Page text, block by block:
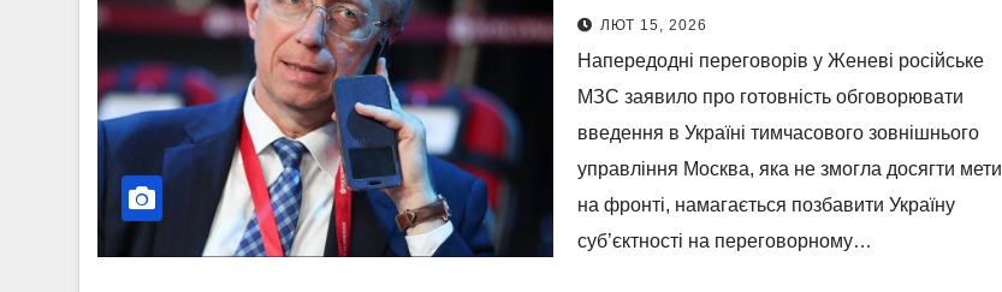
управління в Україні і готовий
“обговорити” окупацію під
егідою ООН
ЛЮТ 15, 2026
Напередодні переговорів у Женеві російське
МЗС заявило про готовність обговорювати
введення в Україні тимчасового зовнішнього
управління Москва, яка не змогла досягти мети
на фронті, намагається позбавити Україну
суб’єктності на переговорному…